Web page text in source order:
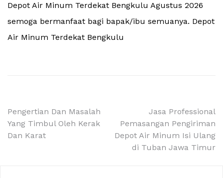
Depot Air Minum Terdekat Bengkulu Agustus 2026
semoga bermanfaat bagi bapak/ibu semuanya. Depot
Air Minum Terdekat Bengkulu
Navigasi
pos
Pengertian Dan Masalah
Yang Timbul Oleh Kerak
Dan Karat
Jasa Professional
Pemasangan Pengiriman
Depot Air Minum Isi Ulang
di Tuban Jawa Timur